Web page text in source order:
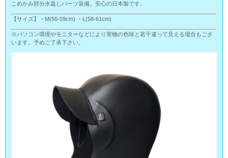
こめかみ部分水返しパーツ装備。安心の日本製です。
【サイズ】・M(56-59cm) ・L(58-61cm)
※パソコン環境やモニターなどにより実物の色味と若干違って見える場合もござ
います。予めご了承下さい。